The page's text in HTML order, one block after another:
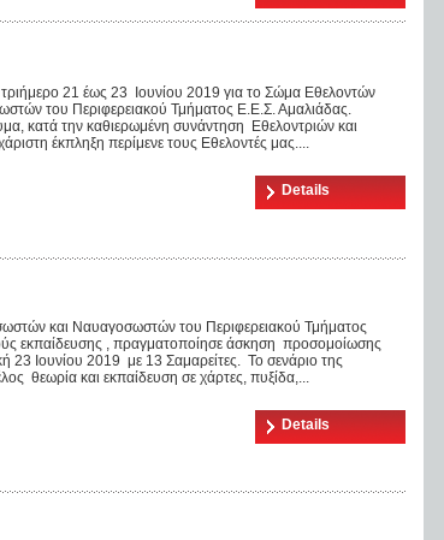
21 έως 23 Ιουνίου 2019 για το Σώμα Εθελοντών
του Περιφερειακού Τμήματος Ε.Ε.Σ. Αμαλιάδας.
κατά την καθιερωμένη συνάντηση Εθελοντριών και
έκπληξη περίμενε τους Εθελοντές μας....
Details
και Ναυαγοσωστών του Περιφερειακού Τμήματος
εκπαίδευσης , πραγματοποίησε άσκηση προσομοίωσης
23 Ιουνίου 2019 με 13 Σαμαρείτες. Το σενάριο της
θεωρία και εκπαίδευση σε χάρτες, πυξίδα,...
Details